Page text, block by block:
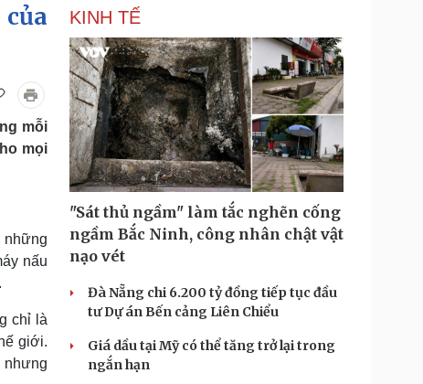
Giá cà phê
Doanh nghiệp
Thông tin doanh nghiệp
Doanh nghiệp 24h
Doanh nhân
Vì cộng đồng
Công nghệ
Sành điệu
Tin Công nghệ
Trải nghiệm
Chuyển đổi số
Tư vấn
Săn Tour
Podcast
Câu chuyện thời sự
Cửa sổ tình yêu
Kể chuyện cho bé
Hạt giống tâm hồn
mỗi
mọi
những
nấu
chỉ là
giới.
nhưng
KINH TẾ
"Sát thủ ngầm" làm tắc nghẽn cống
ngầm Bắc Ninh, công nhân chật vật
nạo vét
Đà Nẵng chi 6.200 tỷ đồng tiếp tục đầu
tư Dự án Bến cảng Liên Chiểu
Giá dầu tại Mỹ có thể tăng trở lại trong
ngắn hạn